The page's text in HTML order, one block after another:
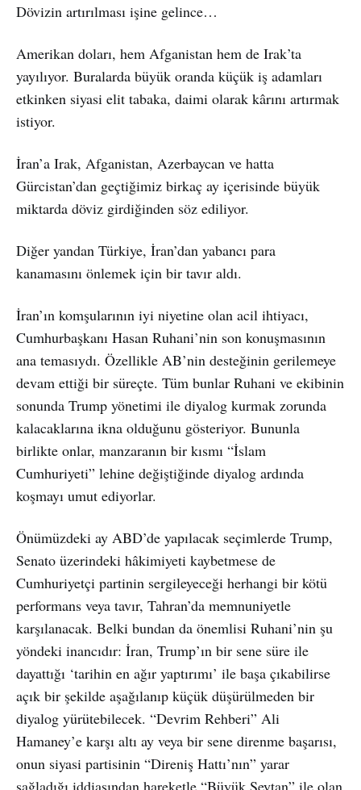
Dövizin artırılması işine gelince…
Amerikan doları, hem Afganistan hem de Irak’ta
yayılıyor. Buralarda büyük oranda küçük iş adamları
etkinken siyasi elit tabaka, daimi olarak kârını artırmak
istiyor.
İran’a Irak, Afganistan, Azerbaycan ve hatta
Gürcistan’dan geçtiğimiz birkaç ay içerisinde büyük
miktarda döviz girdiğinden söz ediliyor.
Diğer yandan Türkiye, İran’dan yabancı para
kanamasını önlemek için bir tavır aldı.
İran’ın komşularının iyi niyetine olan acil ihtiyacı,
Cumhurbaşkanı Hasan Ruhani’nin son konuşmasının
ana temasıydı. Özellikle AB’nin desteğinin gerilemeye
devam ettiği bir süreçte. Tüm bunlar Ruhani ve ekibinin
sonunda Trump yönetimi ile diyalog kurmak zorunda
kalacaklarına ikna olduğunu gösteriyor. Bununla
birlikte onlar, manzaranın bir kısmı “İslam
Cumhuriyeti” lehine değiştiğinde diyalog ardında
koşmayı umut ediyorlar.
Önümüzdeki ay ABD’de yapılacak seçimlerde Trump,
Senato üzerindeki hâkimiyeti kaybetmese de
Cumhuriyetçi partinin sergileyeceği herhangi bir kötü
performans veya tavır, Tahran’da memnuniyetle
karşılanacak. Belki bundan da önemlisi Ruhani’nin şu
yöndeki inancıdır: İran, Trump’ın bir sene süre ile
dayattığı ‘tarihin en ağır yaptırımı’ ile başa çıkabilirse
açık bir şekilde aşağılanıp küçük düşürülmeden bir
diyalog yürütebilecek. “Devrim Rehberi” Ali
Hamaney’e karşı altı ay veya bir sene direnme başarısı,
onun siyasi partisinin “Direniş Hattı’nın” yarar
sağladığı iddiasından hareketle “Büyük Şeytan” ile olan